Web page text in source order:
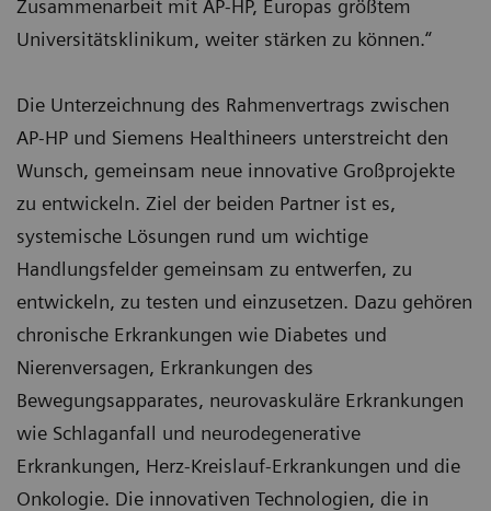
Zusammenarbeit mit AP-HP, Europas größtem
Universitätsklinikum, weiter stärken zu können.“
Die Unterzeichnung des Rahmenvertrags zwischen
AP-HP und Siemens Healthineers unterstreicht den
Wunsch, gemeinsam neue innovative Großprojekte
zu entwickeln. Ziel der beiden Partner ist es,
systemische Lösungen rund um wichtige
Handlungsfelder gemeinsam zu entwerfen, zu
entwickeln, zu testen und einzusetzen. Dazu gehören
chronische Erkrankungen wie Diabetes und
Nierenversagen, Erkrankungen des
Bewegungsapparates, neurovaskuläre Erkrankungen
wie Schlaganfall und neurodegenerative
Erkrankungen, Herz-Kreislauf-Erkrankungen und die
Onkologie. Die innovativen Technologien, die in